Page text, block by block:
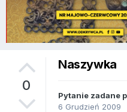
0
Naszywka
Pytanie zadane
6 Grudzień 2009